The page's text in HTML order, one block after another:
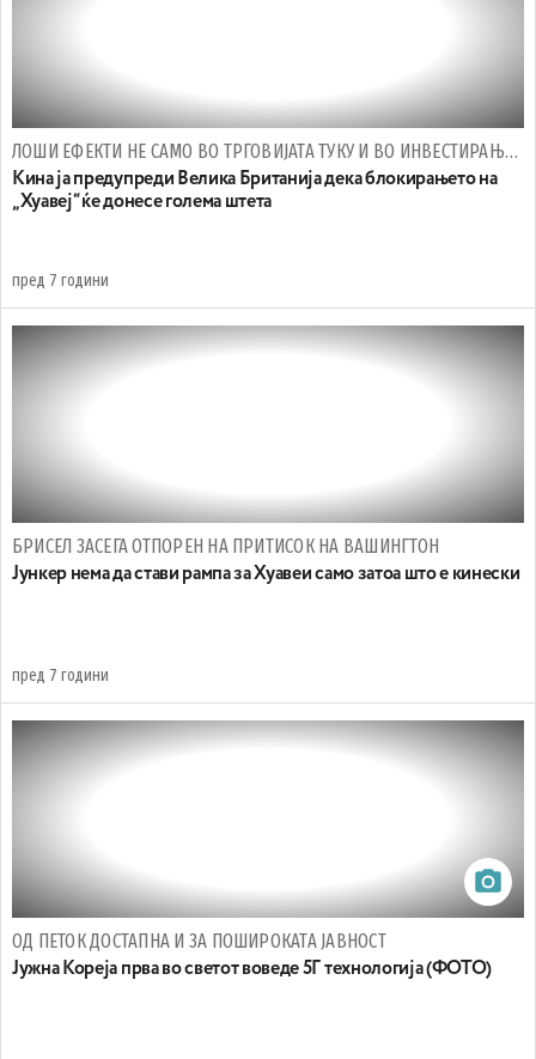
ЛОШИ ЕФЕКТИ НЕ САМО ВО ТРГОВИЈАТА ТУКУ И ВО ИНВЕСТИРАЊЕТО
Кина ја предупреди Велика Британија дека блокирањето на
„Хуавеј“ ќе донесе голема штета
пред 7 години
БРИСЕЛ ЗАСЕГА ОТПОРЕН НА ПРИТИСОК НА ВАШИНГТОН
Јункер нема да стави рампа за Хуавеи само затоа што е кинески
пред 7 години
ОД ПЕТОК ДОСТАПНА И ЗА ПОШИРОКАТА ЈАВНОСТ
Јужна Кореја прва во светот воведе 5Г технологија (ФОТО)